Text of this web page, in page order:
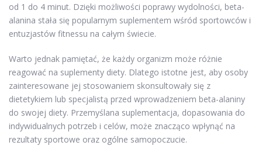
od 1 do 4 minut. Dzięki możliwości poprawy wydolności, beta-
alanina stała się popularnym suplementem wśród sportowców i
entuzjastów fitnessu na całym świecie.
Warto jednak pamiętać, że każdy organizm może różnie
reagować na suplementy diety. Dlatego istotne jest, aby osoby
zainteresowane jej stosowaniem skonsultowały się z
dietetykiem lub specjalistą przed wprowadzeniem beta-alaniny
do swojej diety. Przemyślana suplementacja, dopasowania do
indywidualnych potrzeb i celów, może znacząco wpłynąć na
rezultaty sportowe oraz ogólne samopoczucie.